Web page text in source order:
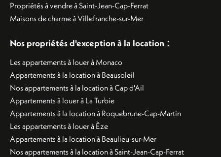
Propriétés à vendre à Saint-Jean-Cap-Ferrat
Maisons de charme à Villefranche-sur-Mer
Nos propriétés d'exception à la location :
Les appartements à louer à Monaco
Appartements à la location à Beausoleil
Nos appartements à la location à Cap d'Ail
Appartements à louer à La Turbie
Appartements à la location à Roquebrune-Cap-Martin
Les appartements à louer à Èze
Appartements à la location à Beaulieu-sur-Mer
Nos appartements à la location à Saint-Jean-Cap-Ferrat